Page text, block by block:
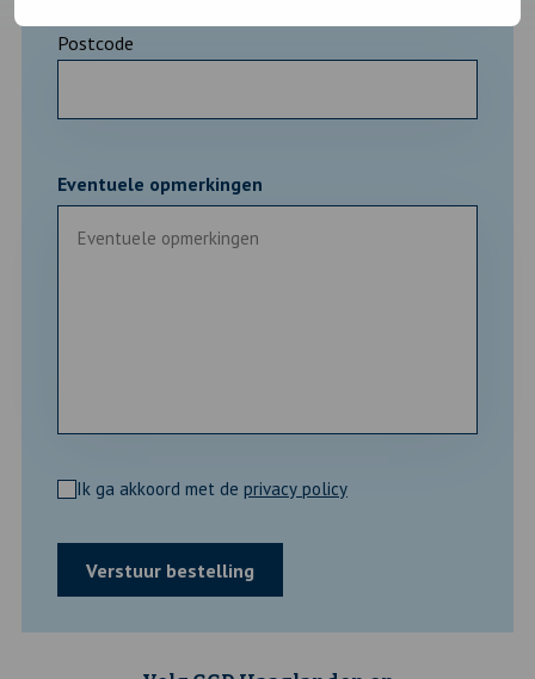
Postcode
Eventuele opmerkingen
Privacy
Ik ga akkoord met de privacy policy